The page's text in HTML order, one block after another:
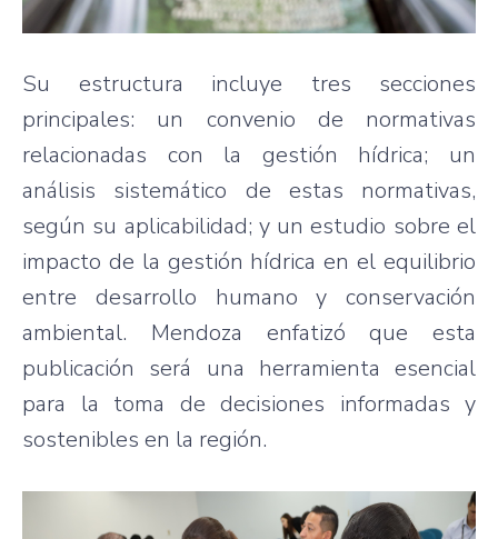
Su estructura incluye tres secciones
principales: un convenio de normativas
relacionadas con la gestión hídrica; un
análisis sistemático de estas normativas,
según su aplicabilidad; y un estudio sobre el
impacto de la gestión hídrica en el equilibrio
entre desarrollo humano y conservación
ambiental. Mendoza enfatizó que esta
publicación será una herramienta esencial
para la toma de decisiones informadas y
sostenibles en la región.